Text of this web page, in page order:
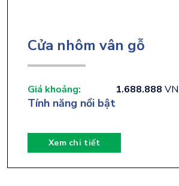
Cửa nhôm vân gỗ
Giá khoảng: 1.688.888
Tính năng nổi bật
Xem chi tiết